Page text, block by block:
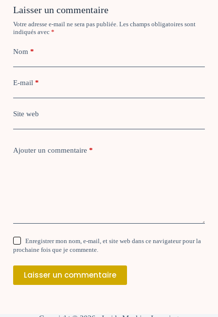
Laisser un commentaire
Votre adresse e-mail ne sera pas publiée. Les champs obligatoires sont
indiqués avec *
Nom *
E-mail *
Site web
Ajouter un commentaire *
Enregistrer mon nom, e-mail, et site web dans ce navigateur pour la
prochaine fois que je commente.
Laisser un commentaire